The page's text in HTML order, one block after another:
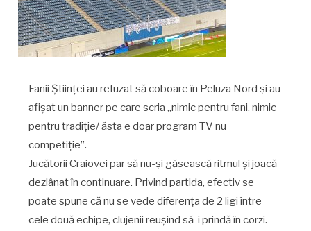
Fanii Științei au refuzat să coboare în Peluza Nord și au
afișat un banner pe care scria „nimic pentru fani, nimic
pentru tradiție/ ăsta e doar program TV nu
competiție”.
Jucătorii Craiovei par să nu-și găsească ritmul și joacă
dezlânat în continuare. Privind partida, efectiv se
poate spune că nu se vede diferența de 2 ligi între
cele două echipe, clujenii reușind să-i prindă în corzi.